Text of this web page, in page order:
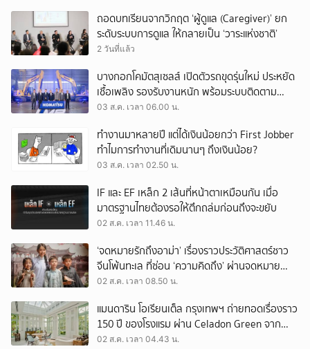
ถอดบทเรียนจากวิกฤต ‘ผู้ดูแล (Caregiver)’ ยก
ระดับระบบการดูแล ให้กลายเป็น ‘วาระแห่งชาติ’
2 วันที่แล้ว
บางกอกโคมัตสุเซลส์ เปิดตัวรถขุดรุ่นใหม่ ประหยัด
เชื้อเพลิง รองรับงานหนัก พร้อมระบบติดตาม
เครื่องจักรผ่านดาวเทียม
03 ส.ค. เวลา 06.00 น.
ทำงานมาหลายปี แต่ได้เงินน้อยกว่า First Jobber
ทำไมการทำงานที่เดิมนานๆ ถึงเงินน้อย?
03 ส.ค. เวลา 02.50 น.
IF และ EF เหล็ก 2 เส้นที่หน้าตาเหมือนกัน เมื่อ
มาตรฐานไทยต้องรอให้ตึกถล่มก่อนถึงจะขยับ
02 ส.ค. เวลา 11.46 น.
‘จดหมายรักถึงอาม่า’ เรื่องราวประวัติศาสตร์ชาว
จีนโพ้นทะเล ที่ซ่อน ‘ความคิดถึง’ ผ่านจดหมาย
‘โพยก๊วน’
02 ส.ค. เวลา 08.50 น.
แมนดาริน โอเรียนเต็ล กรุงเทพฯ ถ่ายทอดเรื่องราว
150 ปี ของโรงแรม ผ่าน Celadon Green จาก
เครื่องศิลาดล
02 ส.ค. เวลา 04.43 น.